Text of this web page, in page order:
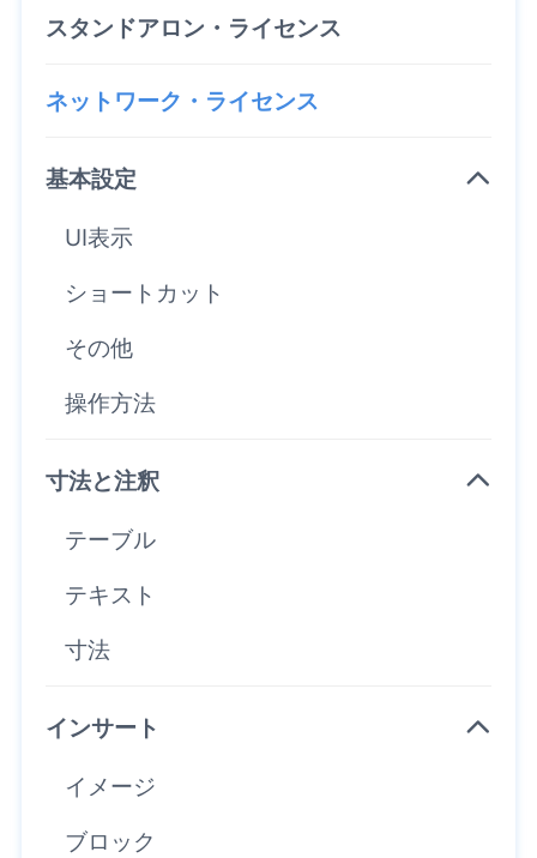
スタンドアロン・ライセンス
ネットワーク・ライセンス
基本設定
UI表示
ショートカット
その他
操作方法
寸法と注釈
テーブル
テキスト
寸法
インサート
イメージ
ブロック